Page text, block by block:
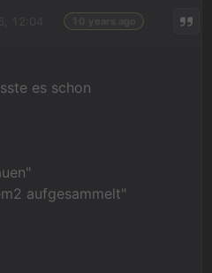
es schon
aufgesammelt"